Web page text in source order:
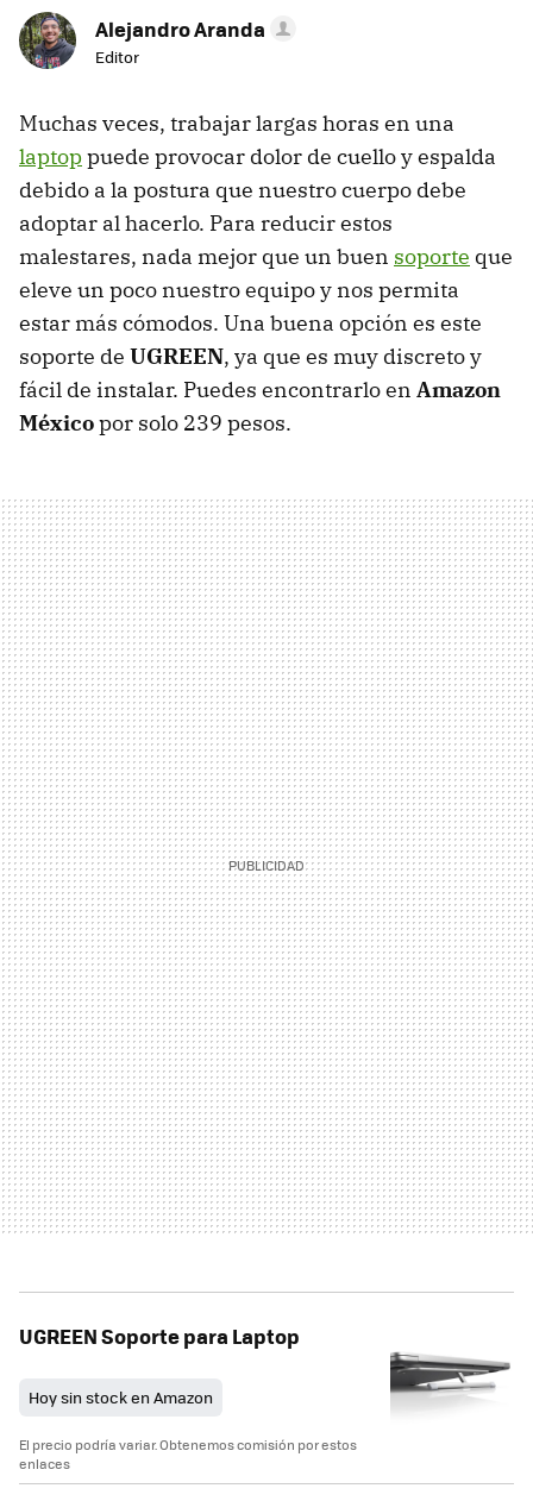
Alejandro Aranda
Editor
Muchas veces, trabajar largas horas en una
laptoppuede provocar dolor de cuello y espalda
debido a la postura que nuestro cuerpo debe
adoptar al hacerlo. Para reducir estos
malestares, nada mejor que un buen soporte que
eleve un poco nuestro equipo y nos permita
estar más cómodos. Una buena opción es este
soporte de UGREEN, ya que es muy discreto y
fácil de instalar. Puedes encontrarlo en Amazon
Méxicopor solo 239 pesos.
UGREEN Soporte para Laptop
Hoy sin stock en Amazon
El precio podría variar. Obtenemos comisión por estos
enlaces